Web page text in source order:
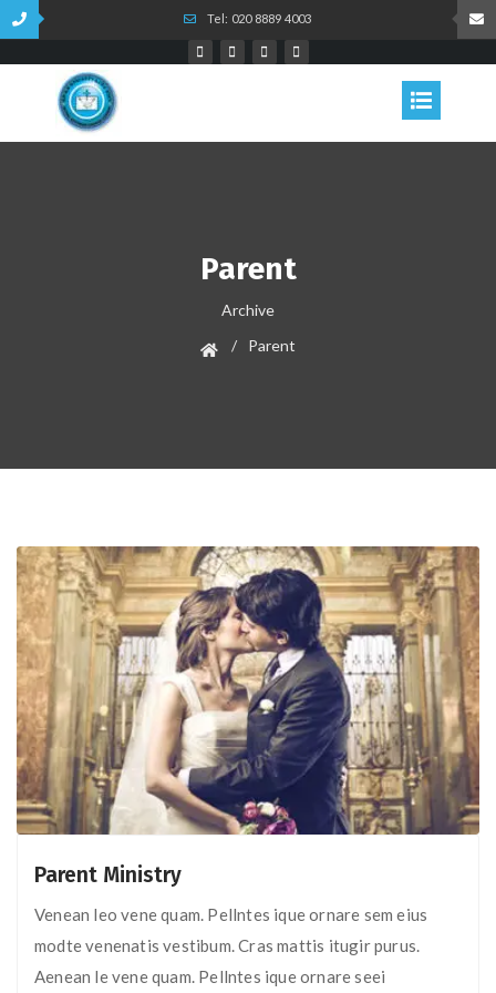
Tel: 020 8889 4003
Parent
Archive
Parent
Parent Ministry
Venean leo vene quam. Pellntes ique ornare sem eius
modte venenatis vestibum. Cras mattis itugir purus.
Aenean le vene quam. Pellntes ique ornare seei